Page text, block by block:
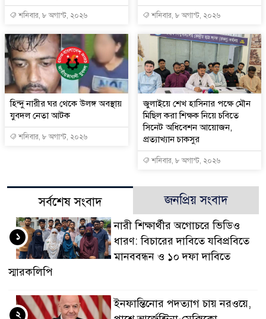
শনিবার, ৮ অগাস্ট, ২০২৬ শনিবার, ৮ অগাস্ট, ২০২৬
হিন্দু নারীর ঘর থেকে উলঙ্গ অবস্থায়
যুবদল নেতা আটক
শনিবার, ৮ অগাস্ট, ২০২৬
জুলাইয়ে শেখ হাসিনার পক্ষে মৌন
মিছিল করা শিক্ষক নিয়ে চবিতে
সিনেট অধিবেশন আয়োজন,
প্রত্যাখ্যান চাকসুর
শনিবার, ৮ অগাস্ট, ২০২৬
সর্বশেষ সংবাদ জনপ্রিয় সংবাদ
নারী শিক্ষার্থীর অগোচরে ভিডিও
ধারণ: বিচারের দাবিতে যবিপ্রবিতে
মানববন্ধন ও ১০ দফা দাবিতে
স্মারকলিপি
১
ইনফান্তিনোর পদত্যাগ চায় নরওয়ে,
২